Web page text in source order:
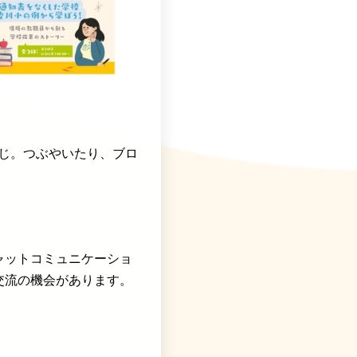
。つぶやいたり、ブロ
トコミュニケーショ
の機会があります。